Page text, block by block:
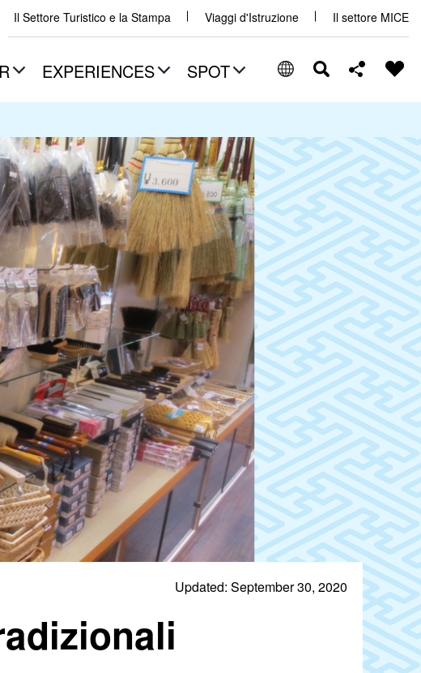
Il Settore Turistico e la Stampa Viaggi d'Istruzione Il settore MICE
EXPERIENCES SPOT
Updated: September 30, 2020